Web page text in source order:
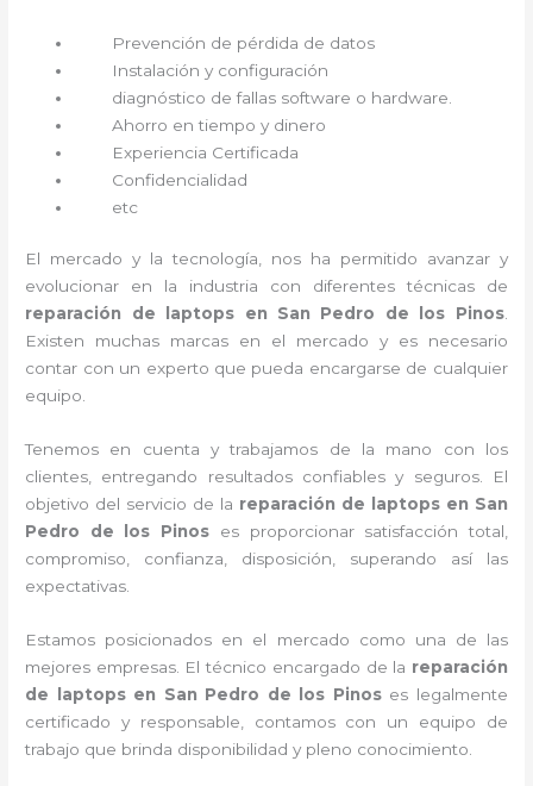
Prevención de pérdida de datos
Instalación y configuración
diagnóstico de fallas software o hardware
Ahorro en tiempo y dinero
Experiencia Certificada
Confidencialidad
etc
El mercado y la tecnología, nos ha permitido avanzar y
evolucionar en la industria con diferentes técnicas de
reparación de laptops en San Pedro de los Pinos.
Existen muchas marcas en el mercado y es necesario
contar con un experto que pueda encargarse de cualquier
equipo.
Tenemos en cuenta y trabajamos de la mano con los
clientes, entregando resultados confiables y seguros. El
objetivo del servicio de la reparación de laptops en San
Pedro de los Pinos es proporcionar satisfacción total,
compromiso, confianza, disposición, superando así las
expectativas.
Estamos posicionados en el mercado como una de las
mejores empresas. El técnico encargado de la reparación
de laptops en San Pedro de los Pinoses legalmente
certificado y responsable, contamos con un equipo de
trabajo que brinda disponibilidad y pleno conocimiento.